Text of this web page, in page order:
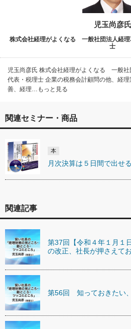
児玉尚彦氏
株式会社経理がよくなる 一般社団法人経
士
児玉尚彦氏 株式会社経理がよくなる 一般
代表・税理士 企業の税務会計顧問の他、経
善、経理…もっと見る
関連セミナー・商品
本
月次決算は５日間で出せ
関連記事
第37回【令和４年１月１
の改正、社長が押さえて
第56回 知っておきたい